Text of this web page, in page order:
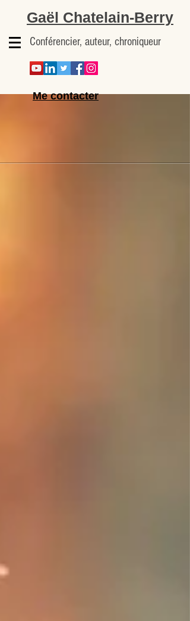
Gaël Chatelain-Berry
Conférencier, auteur, chroniqueur
Me contacter